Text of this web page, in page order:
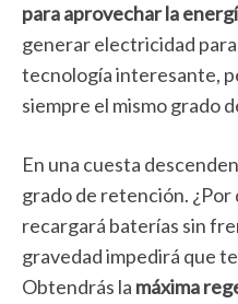
para aprovechar la
generar electricidad
tecnología interesante,
siempre el mismo grado
En una cuesta
grado de retención. ¿Por
recargará baterías sin
gravedad impedirá que
Obtendrás la máxima